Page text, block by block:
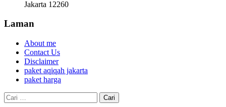
Jakarta 12260
Laman
About me
Contact Us
Disclaimer
paket aqiqah jakarta
paket harga
Cari